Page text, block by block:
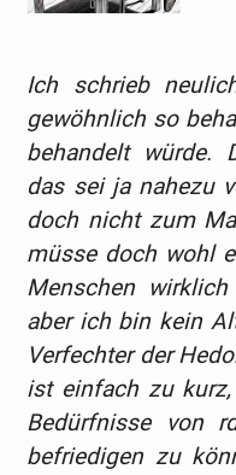
Ich schrieb
gewöhnlich so
behandelt würde.
das sei ja nahezu
doch nicht zum
müsse doch wohl
Menschen
aber ich bin kein
Verfechter der
ist einfach zu
Bedürfnisse von
befriedigen zu